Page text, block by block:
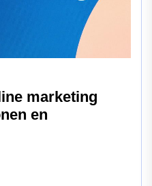
marketing
en